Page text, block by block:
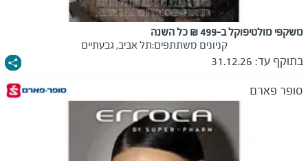
משקפי מולטיפוקל ב-499 ₪ כל השנה
קניונים משתתפים:תל אביב, גבעתיים
בתוקף עד: 31.12.26
סופר פארם